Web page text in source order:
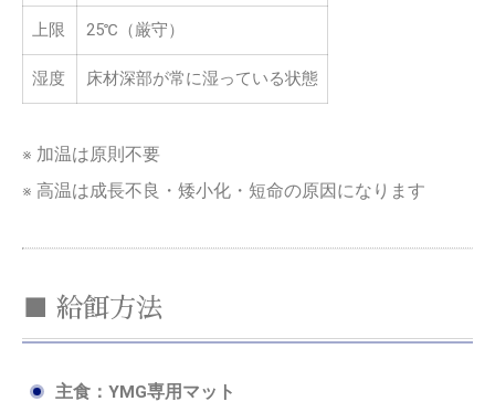
上限 25℃（厳守）
湿度 床材深部が常に湿っている状態
※ 加温は原則不要
※ 高温は成長不良・矮小化・短命の原因になります
■ 給餌方法
主食：YMG専用マット